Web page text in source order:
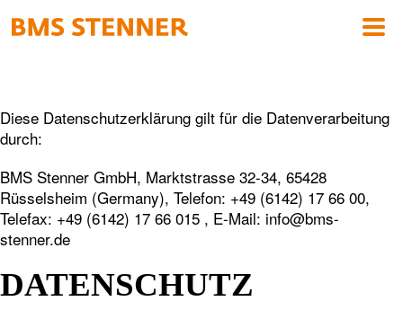
Diese Datenschutzerklärung gilt für die Datenverarbeitung
durch:
BMS Stenner GmbH, Marktstrasse 32-34, 65428
Rüsselsheim (Germany), Telefon: +49 (6142) 17 66 00,
Telefax: +49 (6142) 17 66 015 , E-Mail: info@bms-
stenner.de
DATENSCHUTZ